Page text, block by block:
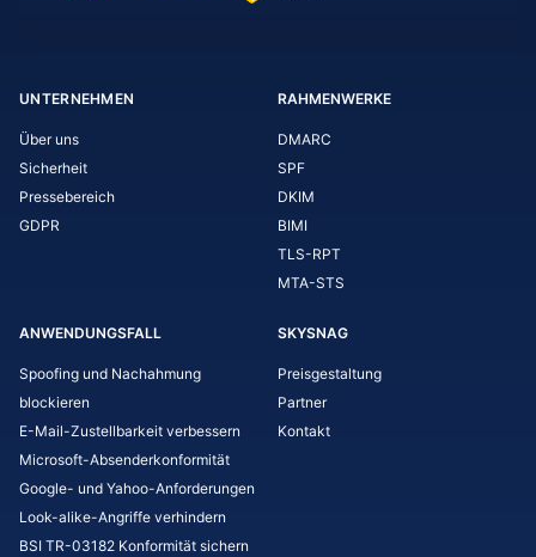
UNTERNEHMEN
Über uns
Sicherheit
Pressebereich
GDPR
RAHMENWERKE
DMARC
SPF
DKIM
BIMI
TLS-RPT
MTA-STS
ANWENDUNGSFALL
Spoofing und Nachahmung
blockieren
E-Mail-Zustellbarkeit verbessern
Microsoft-Absenderkonformität
Google- und Yahoo-Anforderungen
Look-alike-Angriffe verhindern
BSI TR-03182 Konformität sichern
SKYSNAG
Preisgestaltung
Partner
Kontakt